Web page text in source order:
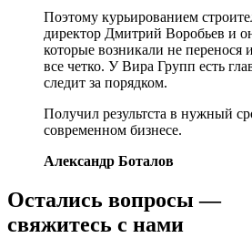
Поэтому курьированием
директор Дмитрий Воробьев и
которые возникали не перенося
все четко. У Вира Групп есть
следит за порядком.
Получил результста в нужный
современном бизнесе.
Александр Боталов
Остались вопросы —
свяжитесь с нами